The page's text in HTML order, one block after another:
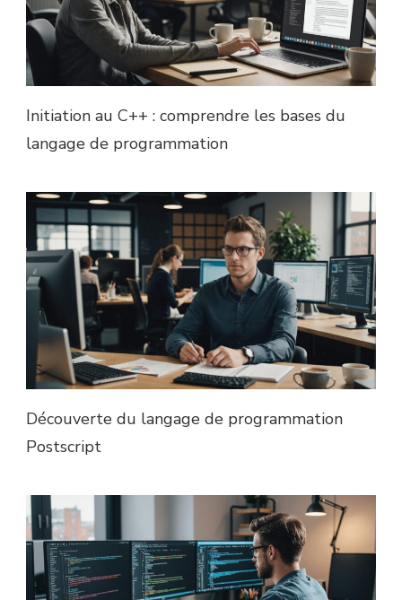
Initiation au C++ : comprendre les bases du
langage de programmation
Découverte du langage de programmation
Postscript